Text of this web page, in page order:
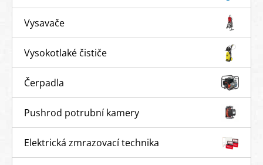
Vysavače
Vysokotlaké čističe
Čerpadla
Pushrod potrubní kamery
Elektrická zmrazovací technika